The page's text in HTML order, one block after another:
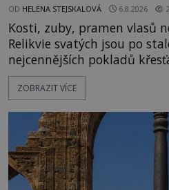
OD HELENA STEJSKALOVÁ 6.8.2026
Kosti, zuby, pramen vlasů
Relikvie svatých jsou po
nejcennějších pokladů
mají pečlivě doloženou
záhady, krádeže i nečekané
o skutečné historické události. Ve
Evropě mají relikvie
jen předmětem úcty
ZOBRAZIT VÍCE